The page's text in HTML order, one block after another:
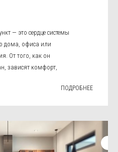
— это сердце системы
дома, офиса или
От того, как он
зависят комфорт,
ПОДРОБНЕЕ